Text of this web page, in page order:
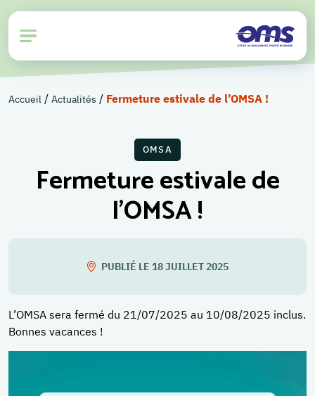
Accueil / Actualités / Fermeture estivale de l’OMSA !
OMSA
Fermeture estivale de
l’OMSA !
PUBLIÉ LE 18 JUILLET 2025
L’OMSA sera fermé du 21/07/2025 au 10/08/2025 inclus.
Bonnes vacances !